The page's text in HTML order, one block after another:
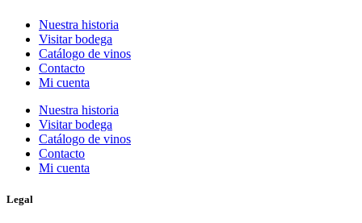
Nuestra historia
Visitar bodega
Catálogo de vinos
Contacto
Mi cuenta
Nuestra historia
Visitar bodega
Catálogo de vinos
Contacto
Mi cuenta
Legal